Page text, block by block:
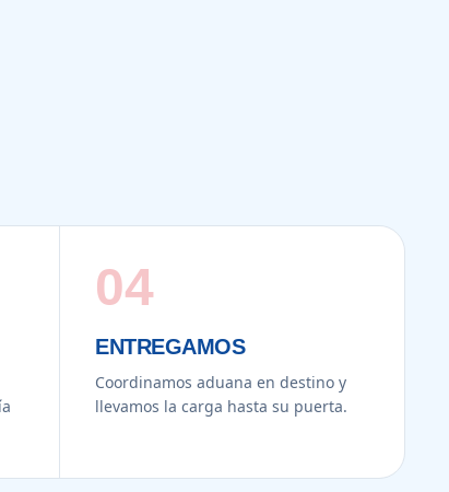
04
ENTREGAMOS
Coordinamos aduana en destino y
llevamos la carga hasta su puerta.